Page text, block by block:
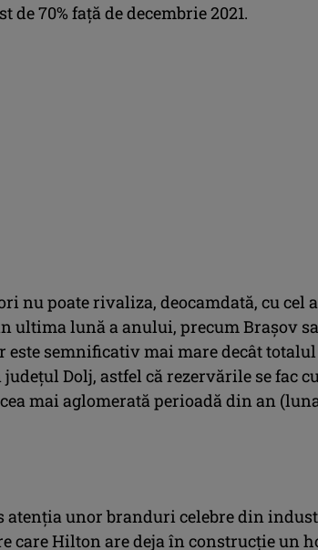
de 70% față de decembrie 2021.
nu poate rivaliza, deocamdată, cu cel
ultima lună a anului, precum Brașov
semnificativ mai mare decât totalul
Dolj, astfel că rezervările se fac
mai aglomerată perioadă din an
atenția unor branduri celebre din
care Hilton are deja în construcție un